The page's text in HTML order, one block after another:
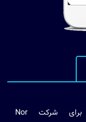
برای شرکت Nor